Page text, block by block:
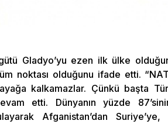
Gladyo’yu ezen ilk ülke
noktası olduğunu ifade etti.
kalkamazlar. Çünkü başta
etti. Dünyanın yüzde
Afganistan’dan